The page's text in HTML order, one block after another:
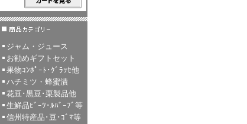
ジャム・ジュース
お勧めギフトセット
果物ｺﾝﾎﾟｰﾄ･ｸﾞﾗｯｾ他
ハチミツ・蜂蜜漬
花豆･黒豆･栗製品他
生鮮品ﾋﾞｰﾂ･ﾙﾊﾞｰﾌﾞ等
信州特産品･豆･ｺﾞﾏ等